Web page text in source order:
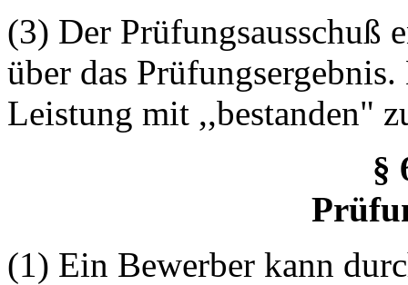
(3) Der Prüfungsausschuß
über das
Leistung mit ,,bestanden"
§
(1) Ein Bewerber kann